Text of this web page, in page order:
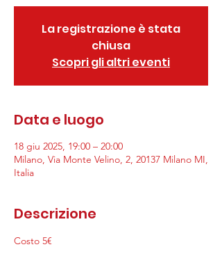
La registrazione è stata
chiusa
Scopri gli altri eventi
Data e luogo
18 giu 2025, 19:00 – 20:00
Milano, Via Monte Velino, 2, 20137 Milano MI,
Italia
Descrizione
Costo 5€